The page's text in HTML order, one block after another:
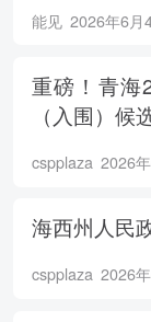
能见 2026年6月
重磅！青海
（入围）候
cspplaza 2026
海西州人民
cspplaza 2026